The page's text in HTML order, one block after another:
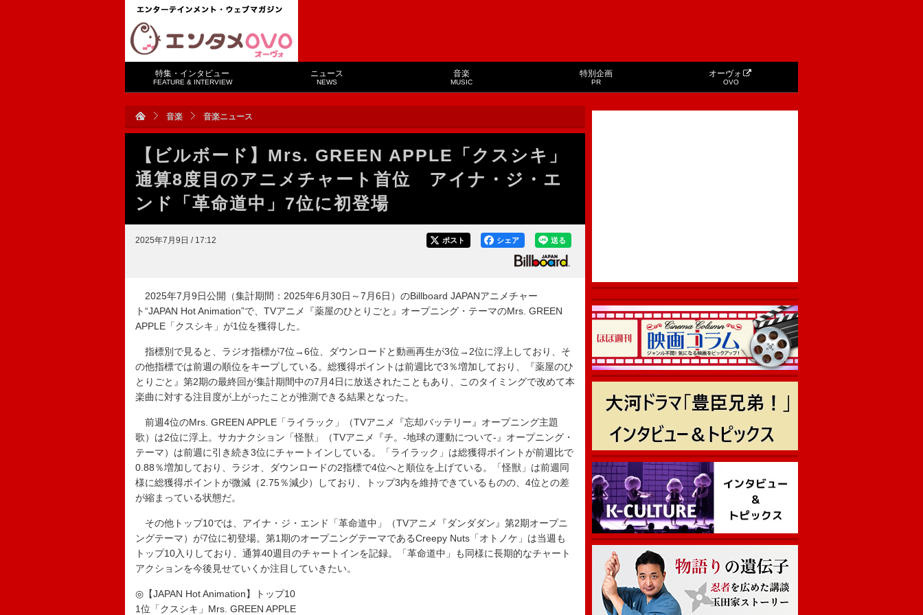
特集・インタビュー
FEATURE & INTERVIEW
ニュース
NEWS
音楽
MUSIC
特別企画
PR
オーヴォ
OVO
音楽 音楽ニュース
【ビルボード】Mrs. GREEN APPLE「クスシキ」
通算8度目のアニメチャート首位 アイナ・ジ・エ
ンド「革命道中」7位に初登場
2025年7月9日 / 17:12 送る
シェア
ポスト
2025年7月9日公開（集計期間：2025年6月30日～7月6日）のBillboard JAPANアニメチャー
ト“JAPAN Hot Animation”で、TVアニメ『薬屋のひとりごと』オープニング・テーマのMrs. GREEN
APPLE「クスシキ」が1位を獲得した。
指標別で見ると、ラジオ指標が7位→6位、ダウンロードと動画再生が3位→2位に浮上しており、そ
の他指標では前週の順位をキープしている。総獲得ポイントは前週比で3％増加しており、『薬屋のひ
とりごと』第2期の最終回が集計期間中の7月4日に放送されたこともあり、このタイミングで改めて本
楽曲に対する注目度が上がったことが推測できる結果となった。
前週4位のMrs. GREEN APPLE「ライラック」（TVアニメ『忘却バッテリー』オープニング主題
歌）は2位に浮上。サカナクション「怪獣」（TVアニメ『チ。-地球の運動について-』オープニング・
テーマ）は前週に引き続き3位にチャートインしている。「ライラック」は総獲得ポイントが前週比で
0.88％増加しており、ラジオ、ダウンロードの2指標で4位へと順位を上げている。「怪獣」は前週同
様に総獲得ポイントが微減（2.75％減少）しており、トップ3内を維持できているものの、4位との差
が縮まっている状態だ。
その他トップ10では、アイナ・ジ・エンド「革命道中」（TVアニメ『ダンダダン』第2期オープニ
ングテーマ）が7位に初登場。第1期のオープニングテーマであるCreepy Nuts「オトノケ」は当週も
トップ10入りしており、通算40週目のチャートインを記録。「革命道中」も同様に長期的なチャート
アクションを今後見せていくか注目していきたい。
◎【JAPAN Hot Animation】トップ10
1位「クスシキ」Mrs. GREEN APPLE